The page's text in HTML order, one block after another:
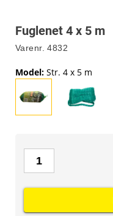
Fuglenet 4 x 5 m
Varenr. 4832
Model: Str. 4 x 5 m